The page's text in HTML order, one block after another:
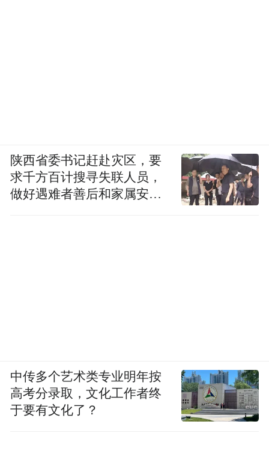
陕西省委书记赶赴灾区，要
求千方百计搜寻失联人员，
做好遇难者善后和家属安抚
中传多个艺术类专业明年按
高考分录取，文化工作者终
于要有文化了？